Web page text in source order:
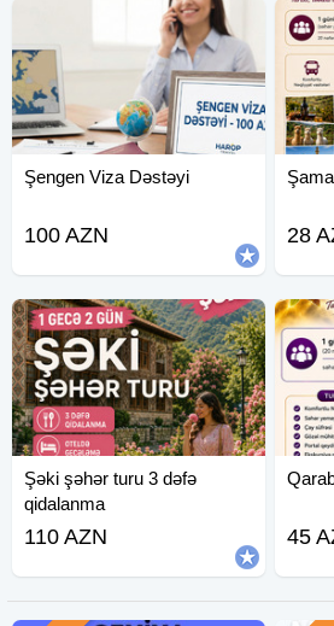
Şengen Viza Dəstəyi
100 AZN 28
Şəki şəhər turu 3 dəfə
qidalanma
110 AZN 45